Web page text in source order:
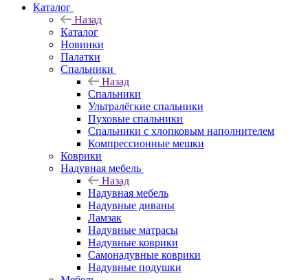
Каталог
Назад
Каталог
Новинки
Палатки
Спальники
Назад
Спальники
Ультралёгкие спальники
Пуховые спальники
Спальники с хлопковым наполнителем
Компрессионные мешки
Коврики
Надувная мебель
Назад
Надувная мебель
Надувные диваны
Ламзак
Надувные матрасы
Надувные коврики
Самонадувные коврики
Надувные подушки